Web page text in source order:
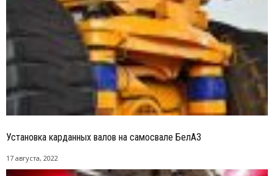
Установка карданных валов на самосвале БелАЗ
17 августа, 2022